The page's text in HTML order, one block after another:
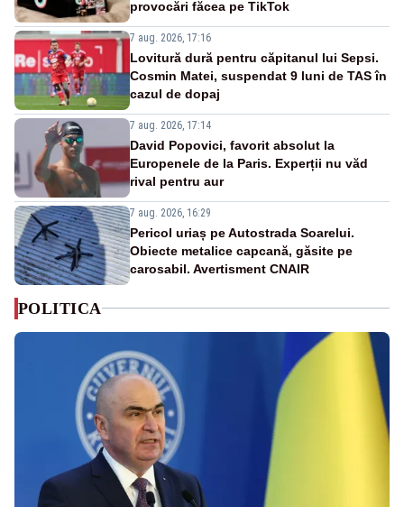
provocări făcea pe TikTok
7 aug. 2026, 17:16
Lovitură dură pentru căpitanul lui Sepsi.
Cosmin Matei, suspendat 9 luni de TAS în
cazul de dopaj
7 aug. 2026, 17:14
David Popovici, favorit absolut la
Europenele de la Paris. Experții nu văd
rival pentru aur
7 aug. 2026, 16:29
Pericol uriaș pe Autostrada Soarelui.
Obiecte metalice capcană, găsite pe
carosabil. Avertisment CNAIR
POLITICA